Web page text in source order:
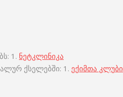
1. ნეტკლინიკა
ქსელებში: 1. ექიმთა კლუბი